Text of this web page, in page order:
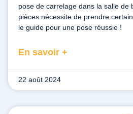
pose de carrelage dans la salle de
pièces nécessite de prendre
le guide pour une pose réussie !
En savoir +
22 août 2024